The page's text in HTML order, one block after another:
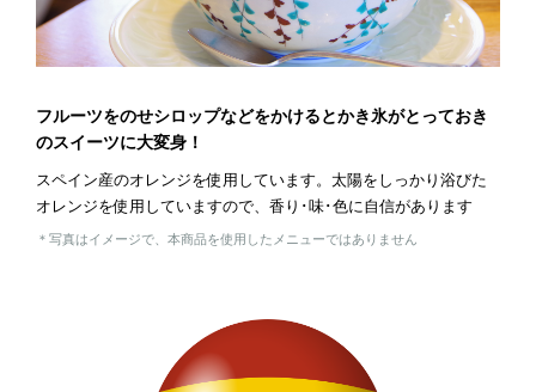
フルーツをのせシロップなどをかけるとかき氷がとっておき
のスイーツに大変身！
スペイン産のオレンジを使用しています。太陽をしっかり浴びた
オレンジを使用していますので、香り･味･色に自信があります
＊写真はイメージで、本商品を使用したメニューではありません